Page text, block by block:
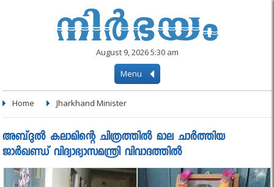
August 9, 2026 5:30 am
Menu
Home Jharkhand Minister
അബ്‌ദുല്‍ കലാമിന്റെ ചിത്രത്തില്‍ മാല ചാര്‍ത്തിയ
ജാര്‍ഖണ്ഡ് വിദ്യാഭ്യാസമന്ത്രി വിവാദത്തില്‍